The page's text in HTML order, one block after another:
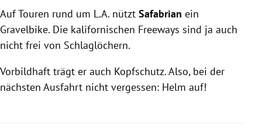
Auf Touren rund um L.A. nützt Safabrian ein
Gravelbike. Die kalifornischen Freeways sind ja auch
nicht frei von Schlaglöchern.
Vorbildhaft trägt er auch Kopfschutz. Also, bei der
nächsten Ausfahrt nicht vergessen: Helm auf!